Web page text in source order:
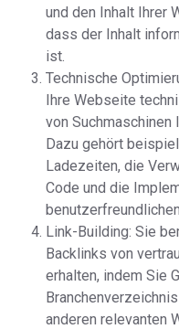
und den Inhalt Ihrer
dass der Inhalt
ist.
Technische
Ihre Webseite
von Suchmaschinen
Dazu gehört
Ladezeiten, die
Code und die
Link-Building: Sie
Backlinks von
erhalten, indem Sie
anderen relevanten